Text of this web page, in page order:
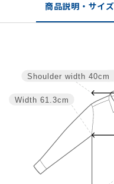
商品説明・サイズ
Width 61.3cm
Shoulder width 40cm